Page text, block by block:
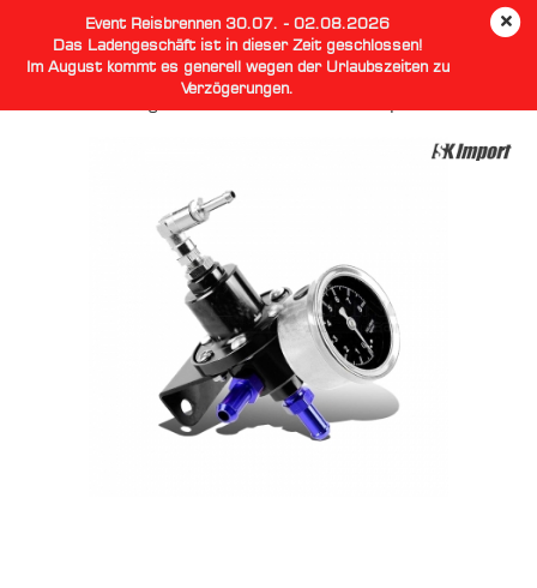
Event Reisbrennen 30.07. - 02.08.2026
Das Ladengeschäft ist in dieser Zeit geschlossen!
Im August kommt es generell wegen der Urlaubszeiten zu
Verzögerungen.
Benzindruckregler Klein Schwarz - SK Import